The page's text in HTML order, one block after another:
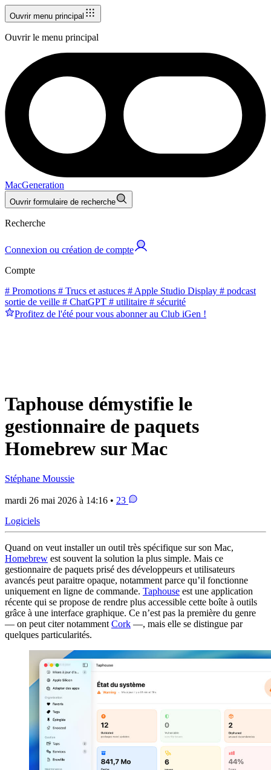
Ouvrir menu principal
Ouvrir le menu principal
MacGeneration
Ouvrir formulaire de recherche
Recherche
Connexion ou création de compte
Compte
# Promotions # Trucs et astuces # Apple Studio Display # podcast
sortie de veille # ChatGPT # utilitaire # sécurité
Profitez de l'été pour vous abonner au Club iGen !
Taphouse démystifie le
gestionnaire de paquets
Homebrew sur Mac
Stéphane Moussie
mardi 26 mai 2026 à 14:16 • 23
Logiciels
Quand on veut installer un outil très spécifique sur son Mac,
Homebrew est souvent la solution la plus simple. Mais ce
gestionnaire de paquets prisé des développeurs et utilisateurs
avancés peut paraitre opaque, notamment parce qu’il fonctionne
uniquement en ligne de commande. Taphouse est une application
récente qui se propose de rendre plus accessible cette boîte à outils
grâce à une interface graphique. Ce n’est pas la première du genre
— on peut citer notamment Cork —, mais elle se distingue par
quelques particularités.